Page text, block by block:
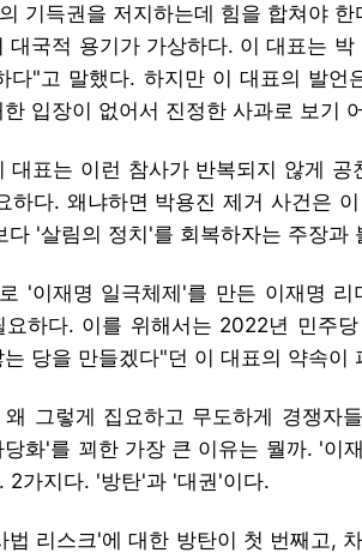
기득권을 저지하는데 힘을 합쳐야
대국적 용기가 가상하다. 이 대표는
다"고 말했다. 하지만 이 대표의 발언
입장이 없어서 진정한 사과로 보기
대표는 이런 참사가 반복되지 않게
하다. 왜냐하면 박용진 제거 사건은
다 '살림의 정치'를 회복하자는 주장과
'이재명 일극체제'를 만든 이재명
요하다. 이를 위해서는 2022년 민주
는 당을 만들겠다"던 이 대표의 약속이
왜 그렇게 집요하고 무도하게 경쟁자
당화'를 꾀한 가장 큰 이유는 뭘까. '이
2가지다. '방탄'과 '대권'이다.
법 리스크'에 대한 방탄이 첫 번째고,